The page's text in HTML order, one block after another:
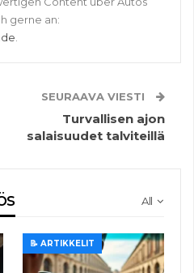
gerne an:
.
SEURAAVA VIESTI
Turvallisen ajon
salaisuudet talviteillä
All
📝 ARTIKKELIT